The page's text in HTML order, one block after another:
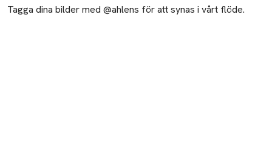
Tagga dina bilder med @ahlens för att synas i vårt flöde.